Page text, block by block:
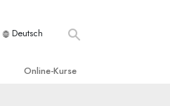
Deutsch
Online-Kurse